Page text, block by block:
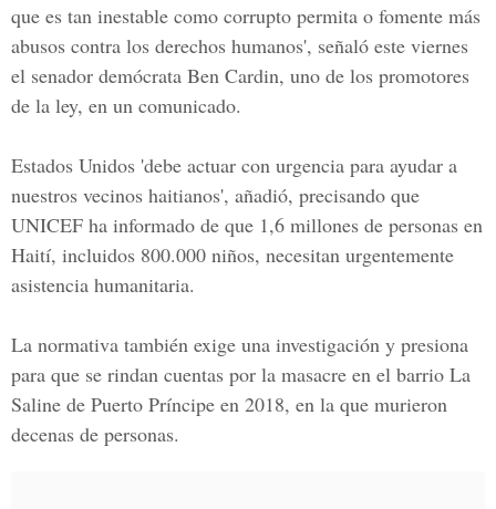
que es tan inestable como corrupto permita o fomente más
abusos contra los derechos humanos', señaló este viernes
el senador demócrata Ben Cardin, uno de los promotores
de la ley, en un comunicado.
Estados Unidos 'debe actuar con urgencia para ayudar a
nuestros vecinos haitianos', añadió, precisando que
UNICEF ha informado de que 1,6 millones de personas en
Haití, incluidos 800.000 niños, necesitan urgentemente
asistencia humanitaria.
La normativa también exige una investigación y presiona
para que se rindan cuentas por la masacre en el barrio La
Saline de Puerto Príncipe en 2018, en la que murieron
decenas de personas.